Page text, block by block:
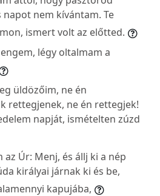
napot nem kívántam. Te
ismert volt az előtted.
légy oltalmam a
üldözőim, ne én
rettegjenek, ne én rettegjek!
napját, ismételten zúzd
Úr: Menj, és állj ki a nép
királyai járnak ki és be,
kapujába,